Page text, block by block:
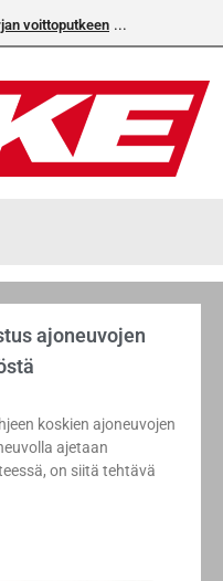
voittoputkeen
ajoneuvojen
koskien ajoneuvojen
ajetaan
on siitä tehtävä